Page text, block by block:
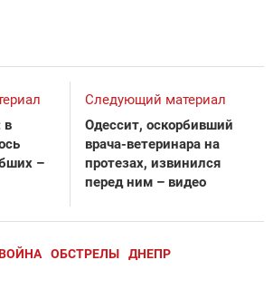
в
–
Следующий материал
Одессит, оскорбивший
врача-ветеринара на
протезах, извинился
перед ним – видео
ОБСТРЕЛЫ ДНЕПР